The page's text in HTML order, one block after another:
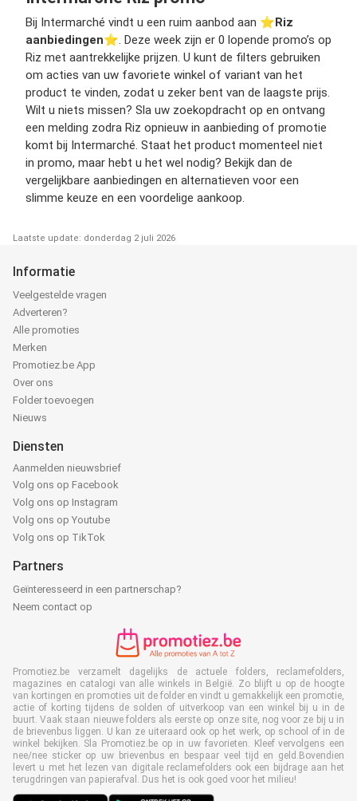
Bij Intermarché vindt u een ruim aanbod aan ⭐️Riz
aanbiedingen⭐️. Deze week zijn er 0 lopende promo’s op
Riz met aantrekkelijke prijzen. U kunt de filters gebruiken
om acties van uw favoriete winkel of variant van het
product te vinden, zodat u zeker bent van de laagste prijs.
Wilt u niets missen? Sla uw zoekopdracht op en ontvang
een melding zodra Riz opnieuw in aanbieding of promotie
komt bij Intermarché. Staat het product momenteel niet
in promo, maar hebt u het wel nodig? Bekijk dan de
vergelijkbare aanbiedingen en alternatieven voor een
slimme keuze en een voordelige aankoop.
Laatste update: donderdag 2 juli 2026
Informatie
Veelgestelde vragen
Adverteren?
Alle promoties
Merken
Promotiez.be App
Over ons
Folder toevoegen
Nieuws
Diensten
Aanmelden nieuwsbrief
Volg ons op Facebook
Volg ons op Instagram
Volg ons op Youtube
Volg ons op TikTok
Partners
Geïnteresseerd in een partnerschap?
Neem contact op
Promotiez.be verzamelt dagelijks de actuele folders, reclamefolders,
magazines en catalogi van alle winkels in België. Zo blijft u op de hoogte
van kortingen en promoties uit de folder en vindt u gemakkelijk een promotie,
actie of korting tijdens de solden of uitverkoop van een winkel bij u in de
buurt. Vaak staan nieuwe folders als eerste op onze site, nog voor ze bij u in
de brievenbus liggen. U kan ze uiteraard ook op het werk, op school of in de
winkel bekijken. Sla Promotiez.be op in uw favorieten. Kleef vervolgens een
nee/nee sticker op uw brievenbus en bespaar veel tijd en geld.Bovendien
levert u met het lezen van digitale reclamefolders ook een bijdrage aan het
terugdringen van papierafval. Dus het is ook goed voor het milieu!